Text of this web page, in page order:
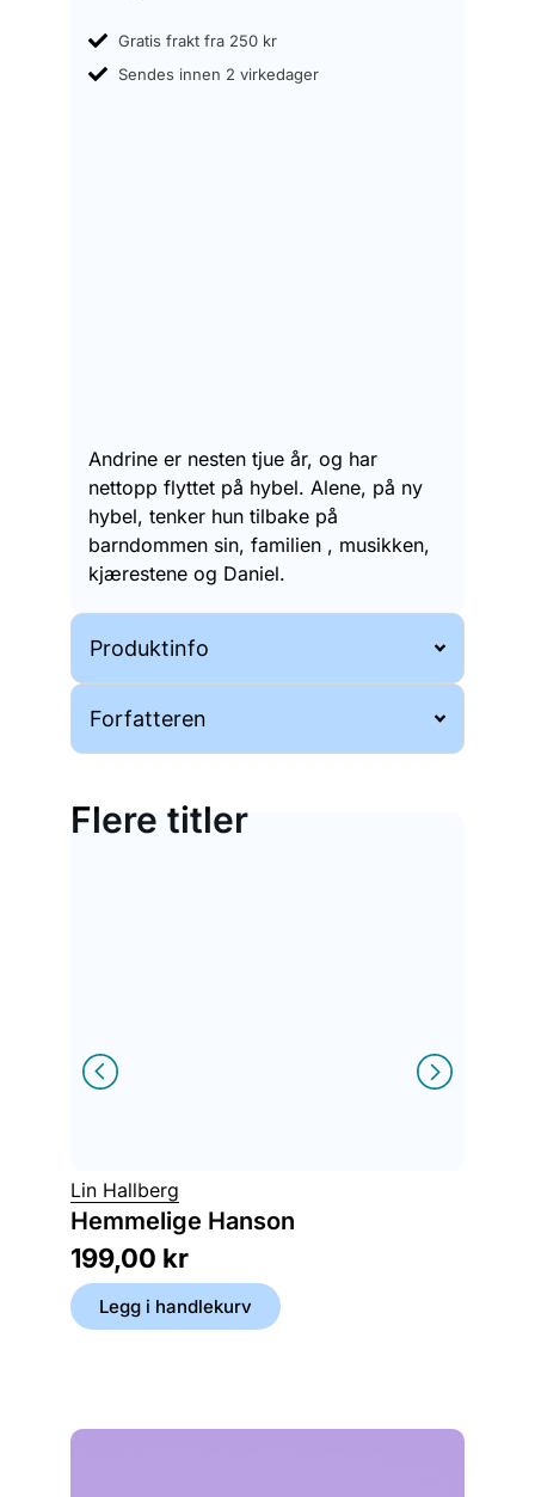
Gratis frakt fra 250 kr
Sendes innen 2 virkedager
Andrine er nesten tjue år, og har
nettopp flyttet på hybel. Alene, på ny
hybel, tenker hun tilbake på
barndommen sin, familien , musikken,
kjærestene og Daniel.
Produktinfo
Forfatteren
Flere titler
Lin Hallberg
Hemmelige Hanson
199,00 kr
Legg i handlekurv